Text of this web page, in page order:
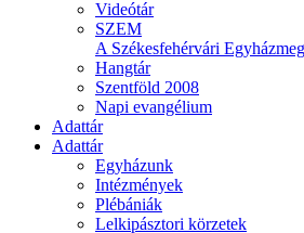
Videótár
SZEM
A Székesfehérvári
Hangtár
Szentföld 2008
Napi evangélium
Adattár
Adattár
Egyházunk
Intézmények
Plébániák
Lelkipásztori körzetek